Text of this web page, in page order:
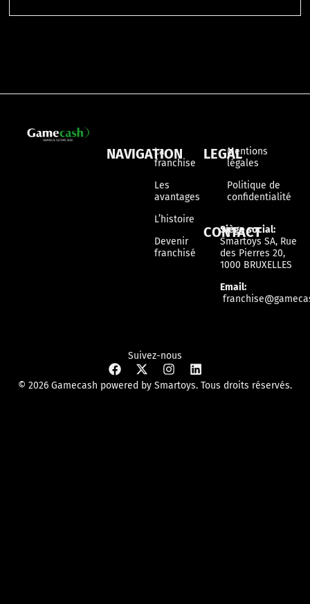
NAVIGATION
La
franchise
Les
avantages
L’histoire
Devenir
franchisé
LEGALMentions
légales
Politique de
confidentialité
CONTACT
Siège social:
Smartoys SA, Rue
des Pierres 20,
1000 BRUXELLES
Email:
Suivez-nous
© 2026 Gamecash powered by Smartoys. Tous droits réservés.